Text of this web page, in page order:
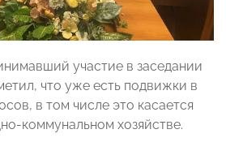
участие в заседании
что уже есть подвижки в
в том числе это касается
коммунальном хозяйстве.